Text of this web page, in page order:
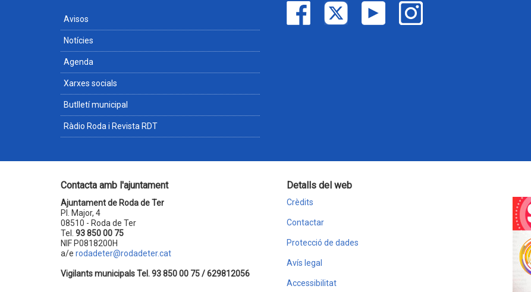
Avisos
Notícies
Agenda
Xarxes socials
Butlletí municipal
Ràdio Roda i Revista RDT
Contacta amb l'ajuntament
Ajuntament de Roda de Ter
Pl. Major, 4
08510 - Roda de Ter
Tel. 93 850 00 75
NIF P0818200H
a/e rodadeter@rodadeter.cat
Vigilants municipals Tel. 93 850 00 75 / 629812056
Detalls del web
Crèdits
Contactar
Protecció de dades
Avís legal
Accessibilitat